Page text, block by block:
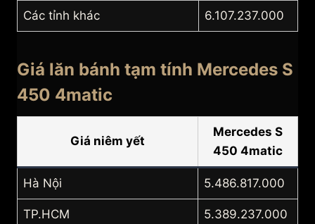
Các tỉnh khác 6.107.237.000
Giá lăn bánh tạm tính Mercedes S
450 4matic
Giá niêm yết
Mercedes S
450 4matic
Hà Nội 5.486.817.000
TP.HCM 5.389.237.000